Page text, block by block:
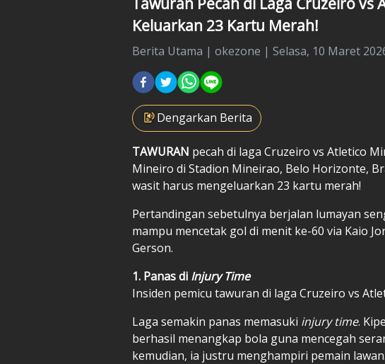
Keluarkan 23 Kartu Merah!
Berita Utama | okezone | Selasa, 10 Maret
Dengarkan Berita
TAWURAN pecah di laga Cruzeiro vs Atletico
Mineiro di Stadion Mineirao, Belo Horizonte,
wasit harus mengeluarkan 23 kartu merah!
Pertandingan sebetulnya berjalan lumayan
mampu mencetak gol di menit ke-60 via Kaio
Gerson.
1. Panas di Injury Time
Insiden pemicu tawuran di laga Cruzeiro vs
Laga semakin panas memasuki injury time.
berhasil menangkap bola guna mencegah
kemudian, ia justru menghampiri pemain lawan.